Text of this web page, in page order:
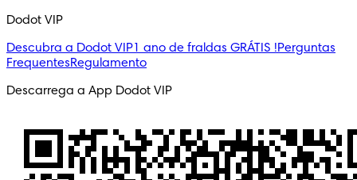
Dodot VIP
Descubra a Dodot VIP1 ano de fraldas GRÁTIS !Perguntas
FrequentesRegulamento
Descarrega a App Dodot VIP